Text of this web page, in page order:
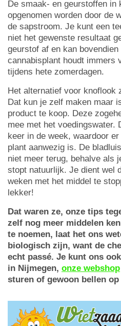
De smaak- en geurstoffen in
opgenomen worden door de
de sapstroom. Je kunt een
niet het gewenste resultaat
geurstof af en kan
cannabisplant houdt immers
tijdens hete zomerdagen.
Het alternatief voor
Dat kun je zelf maken maar
product te koop. Deze
mee met het voedingswater.
keer in de week, waardoor
plant aanwezig is. De
niet meer terug, behalve als
stopt natuurlijk. Je dient wel
weken met het middel te
lekker!
Dat waren ze, onze tips
zelf nog meer middelen
te noemen, laat het ons
biologisch zijn, want de
echt passé. Je kunt ons
in Nijmegen, onze webshop
sturen of gewoon bellen op